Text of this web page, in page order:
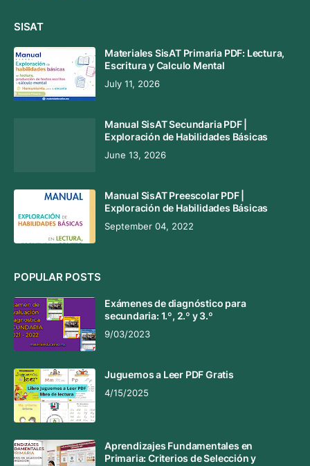
SISAT
Materiales SisAT Primaria PDF: Lectura,
Escritura y Calculo Mental
July 11, 2026
Manual SisAT Secundaria PDF |
Exploración de Habilidades Básicas
June 13, 2026
Manual SisAT Preescolar PDF |
Exploración de Habilidades Básicas
September 04, 2022
POPULAR POSTS
Exámenes de diagnóstico para
secundaria: 1.º, 2.º y 3.º
9/03/2023
Juguemos a Leer PDF Gratis
4/15/2025
Aprendizajes Fundamentales en
Primaria: Criterios de Selección y